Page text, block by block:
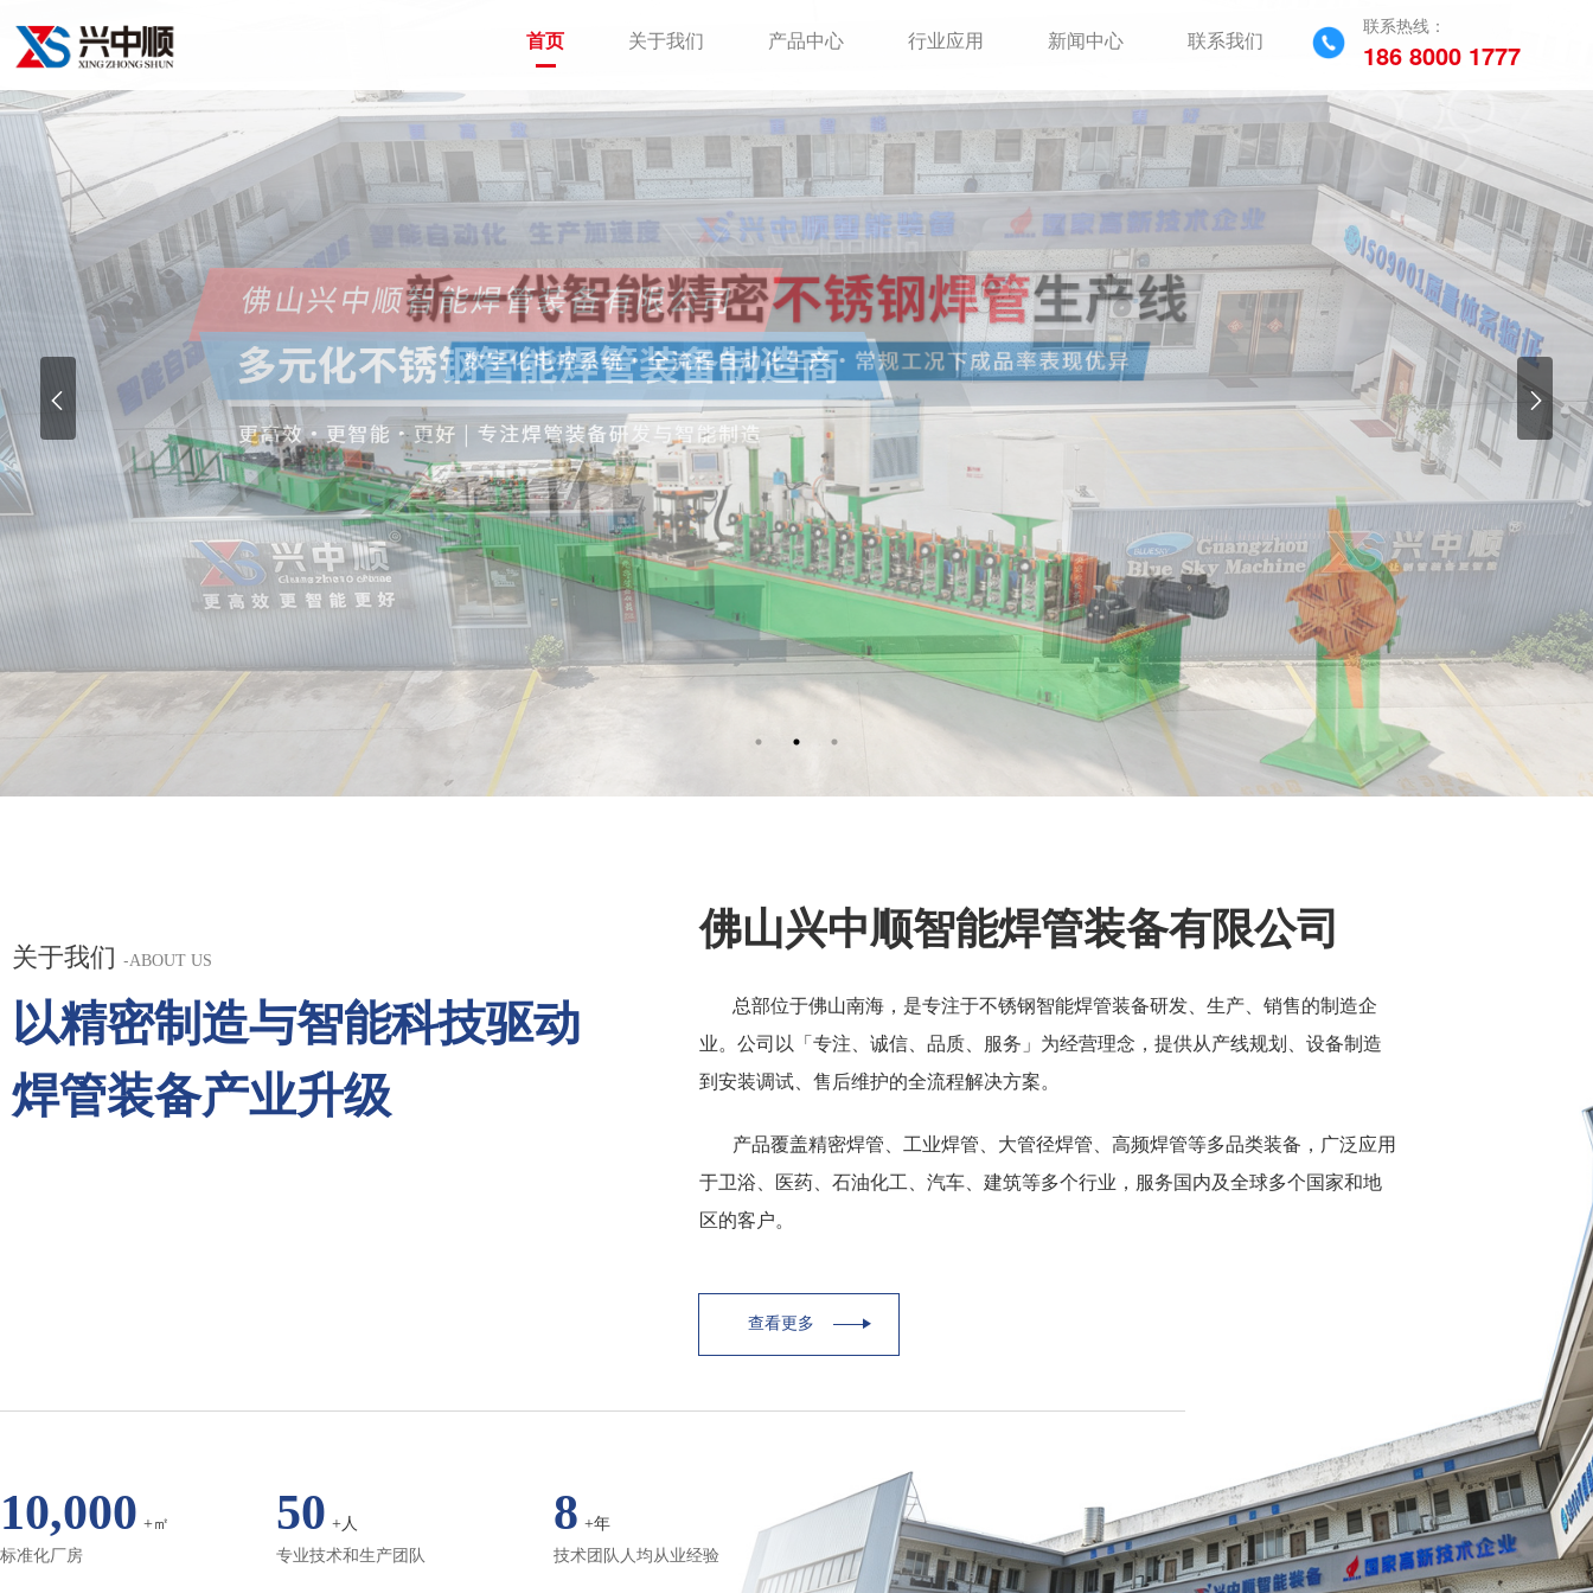
首页 关于我们 产品中心 行业应用 新闻中心 联系我们
联系热线：
186 8000 1777
关于我们 -ABOUT US
以精密制造与智能科技驱动
焊管装备产业升级
佛山兴中顺智能焊管装备有限公司
总部位于佛山南海，是专注于不锈钢智能焊管装备研发、生产、销售的制造企
业。公司以「专注、诚信、品质、服务」为经营理念，提供从产线规划、设备制造
到安装调试、售后维护的全流程解决方案。
产品覆盖精密焊管、工业焊管、大管径焊管、高频焊管等多品类装备，广泛应用
于卫浴、医药、石油化工、汽车、建筑等多个行业，服务国内及全球多个国家和地
区的客户。
查看更多
10,000 +㎡
标准化厂房
50 +人
专业技术和生产团队
8 +年
技术团队人均从业经验